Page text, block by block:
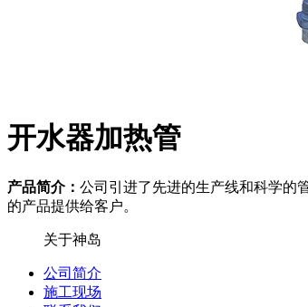
开水器加热管
产品简介： 公司引进了先进的生产线和科学的
的产品提供给客户。
关于神岛
公司简介
施工现场